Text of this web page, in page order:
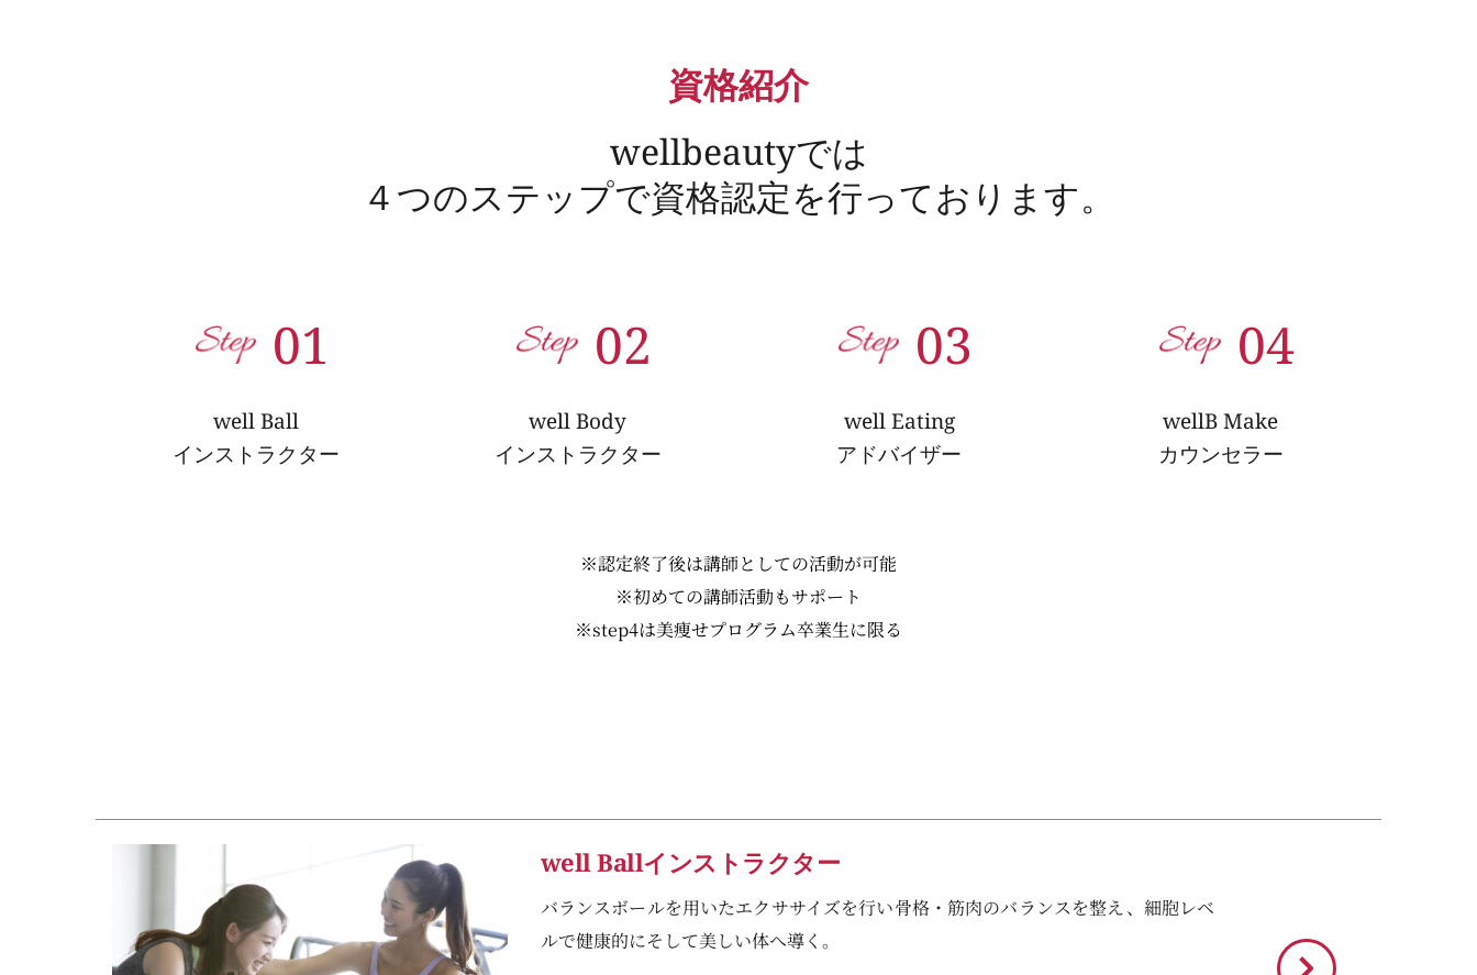
資格紹介
wellbeautyでは
４つのステップで資格認定を行っております。
01
well Ball
インストラクター
02
well Body
インストラクター
03
well Eating
アドバイザー
04
wellB Make
カウンセラー
※認定終了後は講師としての活動が可能
※初めての講師活動もサポート
※step4は美痩せプログラム卒業生に限る
well Ballインストラクター
バランスボールを用いたエクササイズを行い骨格・筋肉のバランスを整え、細胞レベ
ルで健康的にそして美しい体へ導く。